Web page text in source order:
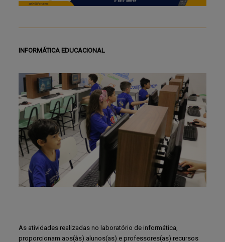
INFORMÁTICA EDUCACIONAL
As atividades realizadas no laboratório de informática,
proporcionam aos(às) alunos(as) e professores(as) recursos